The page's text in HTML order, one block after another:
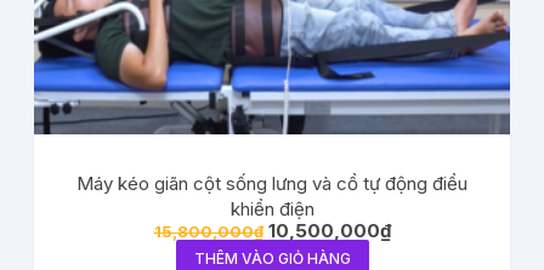
Máy kéo giãn cột sống lưng và cổ tự động điểu
khiển điện
15,800,000₫ 10,500,000₫
THÊM VÀO GIỎ HÀNG